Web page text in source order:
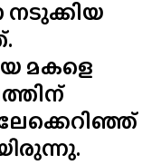
നടുക്കിയ
മകളെ